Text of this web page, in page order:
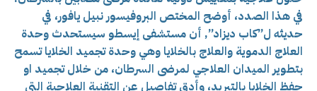
في هذا الصدد، أوضح المختص البروفيسور نبيل يافور، في
حديثه ل”كاب ديزاد”, أن مستشفى إيسطو سيستحدث وحدة
العلاج الدموية والعلاج بالخلايا وهي وحدة تجميد الخلايا تسمح
بتطوير الميدان العلاجي لمرضى السرطان، من خلال تجميد او
حفظ الخلايا بالتبريد، وأدق تفاصيل عن التقنية العلاجية التي